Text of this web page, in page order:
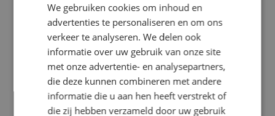
Specialisme
Beveiligingstechniek
Elektrotechniek
Energietechniek
Energietechniek
Beveiligingstechniek
Uitgelicht
Klimaatinstallaties
We gebruiken cookies om inhoud en
advertenties te personaliseren en om ons
verkeer te analyseren. We delen ook
informatie over uw gebruik van onze site
met onze advertentie- en analysepartners,
die deze kunnen combineren met andere
informatie die u aan hen heeft verstrekt of
die zij hebben verzameld door uw gebruik